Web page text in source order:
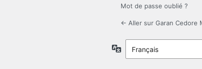
Mot de passe oublié ?
← Aller sur Garan Cedore
Langue